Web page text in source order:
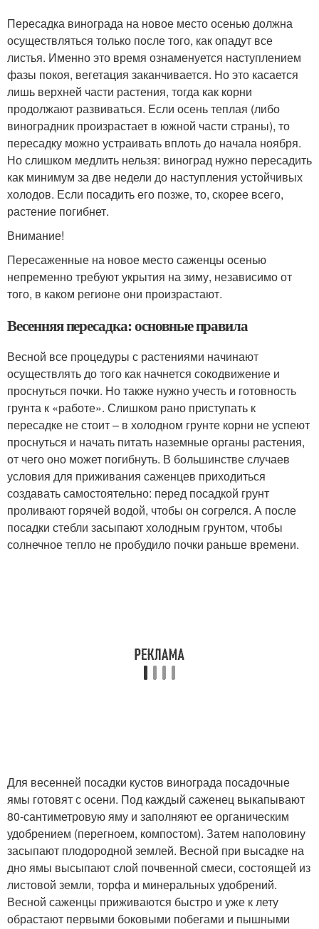
Пересадка винограда на новое место осенью должна
осуществляться только после того, как опадут все
листья. Именно это время ознаменуется наступлением
фазы покоя, вегетация заканчивается. Но это касается
лишь верхней части растения, тогда как корни
продолжают развиваться. Если осень теплая (либо
виноградник произрастает в южной части страны), то
пересадку можно устраивать вплоть до начала ноября.
Но слишком медлить нельзя: виноград нужно пересадить
как минимум за две недели до наступления устойчивых
холодов. Если посадить его позже, то, скорее всего,
растение погибнет.
Внимание!
Пересаженные на новое место саженцы осенью
непременно требуют укрытия на зиму, независимо от
того, в каком регионе они произрастают.
Весенняя пересадка: основные правила
Весной все процедуры с растениями начинают
осуществлять до того как начнется сокодвижение и
проснуться почки. Но также нужно учесть и готовность
грунта к «работе». Слишком рано приступать к
пересадке не стоит – в холодном грунте корни не успеют
проснуться и начать питать наземные органы растения,
от чего оно может погибнуть. В большинстве случаев
условия для приживания саженцев приходиться
создавать самостоятельно: перед посадкой грунт
проливают горячей водой, чтобы он согрелся. А после
посадки стебли засыпают холодным грунтом, чтобы
солнечное тепло не пробудило почки раньше времени.
Для весенней посадки кустов винограда посадочные
ямы готовят с осени. Под каждый саженец выкапывают
80-сантиметровую яму и заполняют ее органическим
удобрением (перегноем, компостом). Затем наполовину
засыпают плодородной землей. Весной при высадке на
дно ямы высыпают слой почвенной смеси, состоящей из
листовой земли, торфа и минеральных удобрений.
Весной саженцы приживаются быстро и уже к лету
обрастают первыми боковыми побегами и пышными